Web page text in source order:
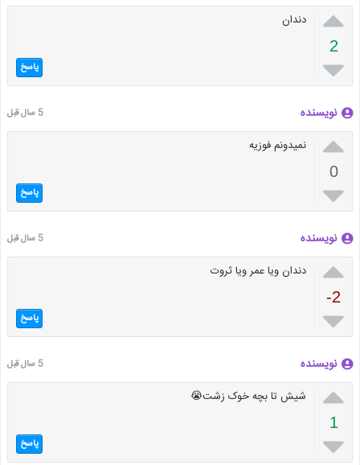

2

دندان
پاسخ
نویسنده 5 سال قبل

0

نمیدونم فوزیه
پاسخ
نویسنده 5 سال قبل

-2

دندان ویا عمر ویا ثروت
پاسخ
نویسنده 5 سال قبل

1

شیش تا بچه خوک زشت😭
پاسخ